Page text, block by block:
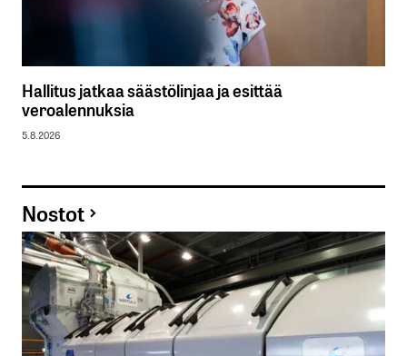
Hallitus jatkaa säästölinjaa ja esittää
veroalennuksia
5.8.2026
Nostot